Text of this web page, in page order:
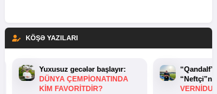
KÖŞƏ YAZILARI
Yuxusuz gecələr başlayır:
DÜNYA ÇEMPIONATINDA
KIM FAVORITDIR?